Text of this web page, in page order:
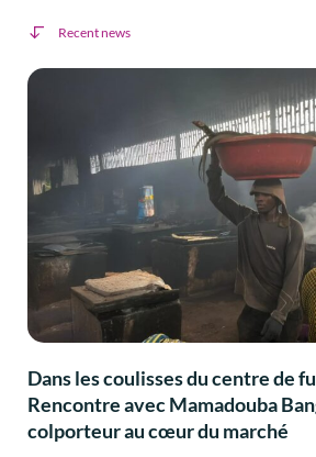
Recent news
Dans les coulisses du centre de
Rencontre avec Mamadouba
colporteur au cœur du marché